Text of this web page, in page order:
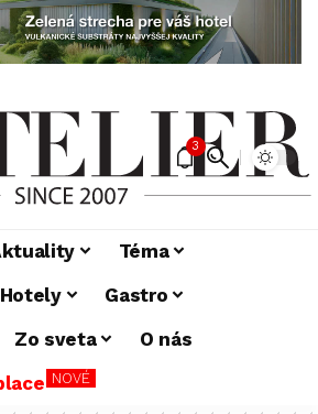
3
Téma
Hotely
Gastro
Zo sveta
O nás
NOVÉ